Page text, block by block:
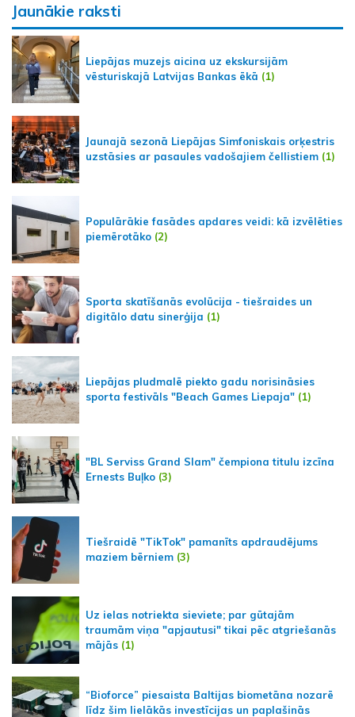
Jaunākie raksti
Liepājas muzejs aicina uz ekskursijām
vēsturiskajā Latvijas Bankas ēkā (1)
Jaunajā sezonā Liepājas Simfoniskais orķestris
uzstāsies ar pasaules vadošajiem čellistiem (1)
Populārākie fasādes apdares veidi: kā izvēlēties
piemērotāko (2)
Sporta skatīšanās evolūcija - tiešraides un
digitālo datu sinerģija (1)
Liepājas pludmalē piekto gadu norisināsies
sporta festivāls "Beach Games Liepaja" (1)
"BL Serviss Grand Slam" čempiona titulu izcīna
Ernests Buļko (3)
Tiešraidē "TikTok" pamanīts apdraudējums
maziem bērniem (3)
Uz ielas notriekta sieviete; par gūtajām
traumām viņa "apjautusi" tikai pēc atgriešanās
mājās (1)
“Bioforce” piesaista Baltijas biometāna nozarē
līdz šim lielākās investīcijas un paplašinās